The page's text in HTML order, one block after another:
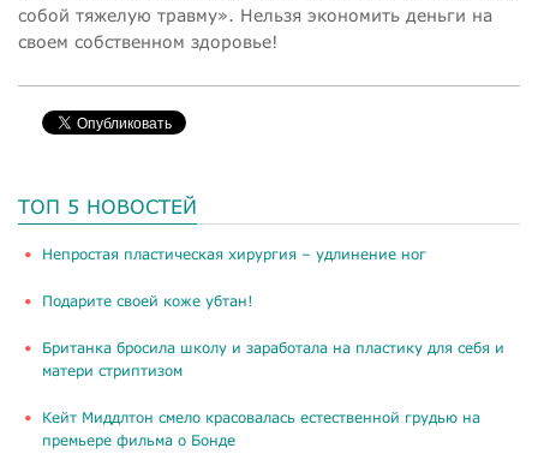
собой тяжелую травму». Нельзя экономить деньги на
своем собственном здоровье!
ТОП 5 НОВОСТЕЙ
​Непростая пластическая хирургия – удлинение ног
Подарите своей коже убтан!
Британка бросила школу и заработала на пластику для себя и
матери стриптизом
Кейт Миддлтон смело красовалась естественной грудью на
премьере фильма о Бонде